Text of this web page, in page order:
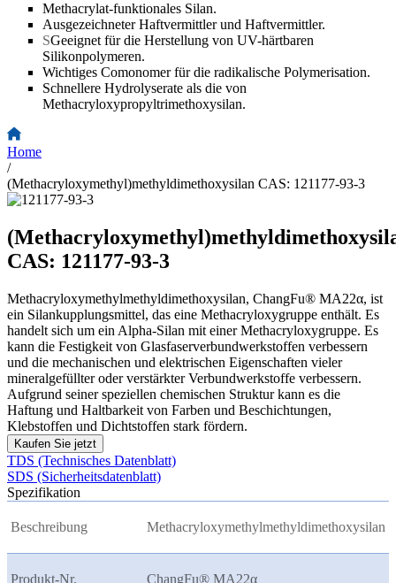
Methacrylat-funktionales Silan.
Ausgezeichneter Haftvermittler und Haftvermittler.
SGeeignet für die Herstellung von UV-härtbaren
Silikonpolymeren.
Wichtiges Comonomer für die radikalische Polymerisation.
Schnellere Hydrolyserate als die von
Methacryloxypropyltrimethoxysilan.
Home
/
(Methacryloxymethyl)methyldimethoxysilan CAS: 121177-93-3
CAS: 121177-93-3
Methacryloxymethylmethyldimethoxysilan, ChangFu® MA22α, ist
ein Silankupplungsmittel, das eine Methacryloxygruppe enthält. Es
handelt sich um ein Alpha-Silan mit einer Methacryloxygruppe. Es
kann die Festigkeit von Glasfaserverbundwerkstoffen verbessern
und die mechanischen und elektrischen Eigenschaften vieler
mineralgefüllter oder verstärkter Verbundwerkstoffe verbessern.
Aufgrund seiner speziellen chemischen Struktur kann es die
Haftung und Haltbarkeit von Farben und Beschichtungen,
Klebstoffen und Dichtstoffen stark fördern.
Kaufen Sie jetzt
TDS (Technisches Datenblatt)
SDS (Sicherheitsdatenblatt)
Spezifikation
Beschreibung Methacryloxymethylmethyldimethoxysilan
Produkt-Nr. ChangFu® MA22α